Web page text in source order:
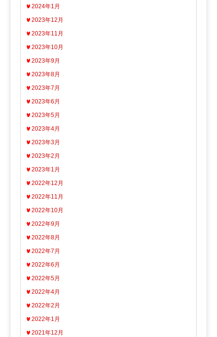
2024年1月
2023年12月
2023年11月
2023年10月
2023年9月
2023年8月
2023年7月
2023年6月
2023年5月
2023年4月
2023年3月
2023年2月
2023年1月
2022年12月
2022年11月
2022年10月
2022年9月
2022年8月
2022年7月
2022年6月
2022年5月
2022年4月
2022年2月
2022年1月
2021年12月